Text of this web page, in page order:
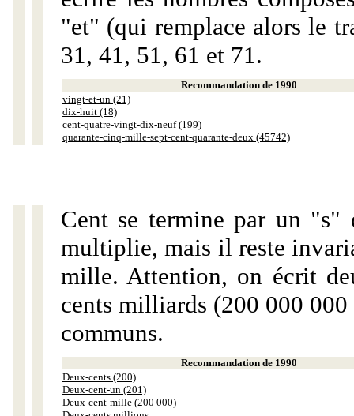
"et" (qui remplace alors le
31, 41, 51, 61 et 71.
Recommandation de 1990
vingt-et-un (21)
dix-huit (18)
cent-quatre-vingt-dix-neuf (199)
quarante-cinq-mille-sept-cent-quarante-deux (45742)
Cent se termine par un "s"
multiplie, mais il reste
mille. Attention, on écrit
cents milliards (200 000
communs.
Recommandation de 1990
Deux-cents (200)
Deux-cent-un (201)
Deux-cent-mille (200 000)